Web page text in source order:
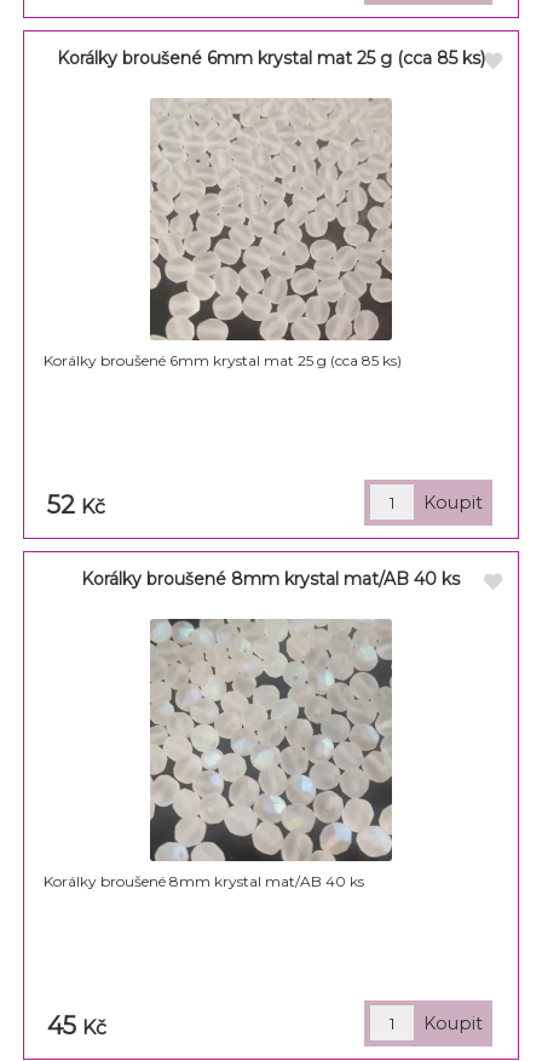
Korálky broušené 6mm krystal mat 25 g (cca 85 ks)
Korálky broušené 6mm krystal mat 25 g (cca 85 ks)
52 Kč
Korálky broušené 8mm krystal mat/AB 40 ks
Korálky broušené 8mm krystal mat/AB 40 ks
45 Kč